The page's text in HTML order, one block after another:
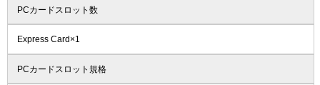
PCカードスロット数
Express Card×1
PCカードスロット規格